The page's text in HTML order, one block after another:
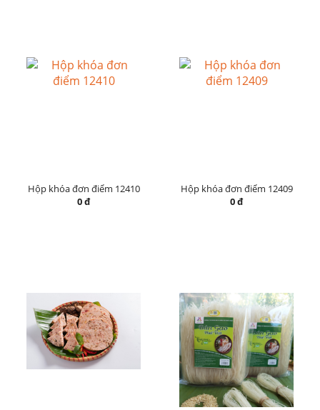
Hộp khóa đơn điểm 12410
0 đ
Hộp khóa đơn điểm 12409
0 đ